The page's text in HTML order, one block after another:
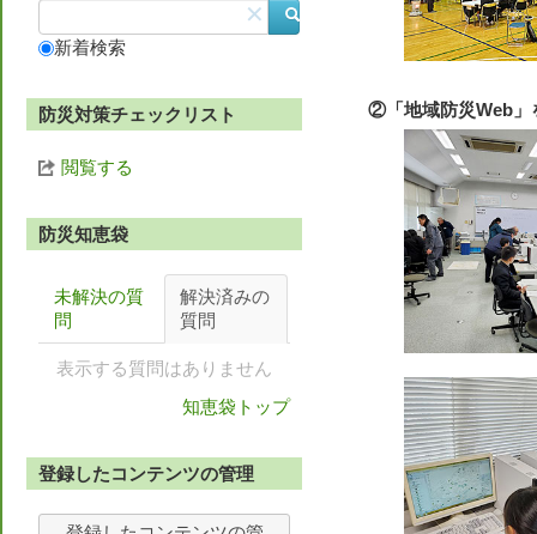
✕
新着検索
防災対策チェックリスト
閲覧する
防災知恵袋
未解決の質
問
解決済みの
質問
表示する質問はありません
知恵袋トップ
登録したコンテンツの管理
②「地域防災Web」